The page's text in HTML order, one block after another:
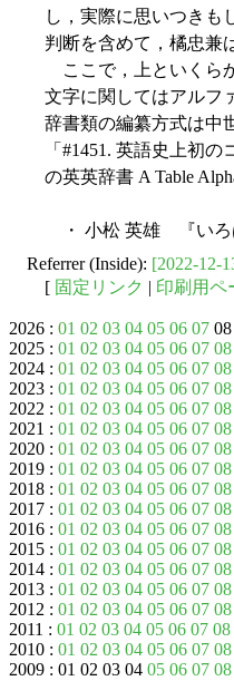
し，実際に思いつきも
判断を含めて，橘忠兼
ここで，上といくら
文字に関してはアルフ
辞書類の編纂方式は中
「#1451. 英語史上初
の英英辞書 A Table
・ 小松 英雄 『いろ
Referrer (Inside): [2022-12-
[ 固定リンク | 印刷用ペ
2026 : 01 02 03 04 05 06 07
2025 : 01 02 03 04 05 06 07 08
2024 : 01 02 03 04 05 06 07 08
2023 : 01 02 03 04 05 06 07 08
2022 : 01 02 03 04 05 06 07 08
2021 : 01 02 03 04 05 06 07 08
2020 : 01 02 03 04 05 06 07 08
2019 : 01 02 03 04 05 06 07 08
2018 : 01 02 03 04 05 06 07 08
2017 : 01 02 03 04 05 06 07 08
2016 : 01 02 03 04 05 06 07 08
2015 : 01 02 03 04 05 06 07 08
2014 : 01 02 03 04 05 06 07 08
2013 : 01 02 03 04 05 06 07 08
2012 : 01 02 03 04 05 06 07 08
2011 : 01 02 03 04 05 06 07 08
2010 : 01 02 03 04 05 06 07 08
2009 : 01 02 03 04 05 06 07 08